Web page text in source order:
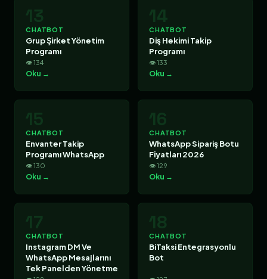
13
CHATBOT
Grup Şirket Yönetim
Programı
👁 134
Oku →
14
CHATBOT
Diş Hekimi Takip
Programı
👁 133
Oku →
15
CHATBOT
Envanter Takip
Programı WhatsApp
👁 130
Oku →
16
CHATBOT
WhatsApp Sipariş Botu
Fiyatları 2026
👁 129
Oku →
17
CHATBOT
Instagram DM Ve
WhatsApp Mesajlarını
Tek Panelden Yönetme
18
CHATBOT
BiTaksi Entegrasyonlu
Bot